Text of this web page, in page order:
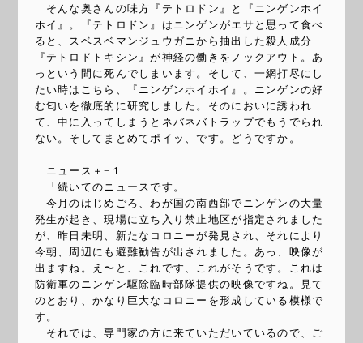
そんな奥さんの味方『テトロドン』と『ニンゲンホイ
ホイ』。『テトロドン』はニンゲンがエサと思って食べ
ると、スベスベマンジュウガニから抽出した殺人成分
『テトロドトキシン』が神経の働きをノックアウト。あ
っという間に死んでしまいます。そして、一網打尽にし
たい時はこちら、『ニンゲンホイホイ』。ニンゲンの好
む匂いを徹底的に研究しました。そのにおいに誘われ
て、中に入ってしまうとネバネバトラップでもうでられ
ない。そしてまとめてポイッ、です。どうですか。
ニュース＋−１
「続いてのニュースです。
今月のはじめごろ、わが国の南西部でニンゲンの大量
発生が起き、現場に立ち入り禁止地区が指定されました
が、昨日未明、新たなコロニーが発見され、それにより
今朝、周辺にも避難勧告が出されました。あっ、映像が
出ますね。え〜と、これです、これがそうです。これは
防衛軍のニンゲン駆除臨時部隊提供の映像ですね。見て
のとおり、かなり巨大なコロニーを形成している模様で
す。
それでは、専門家の方に来ていただいているので、ご